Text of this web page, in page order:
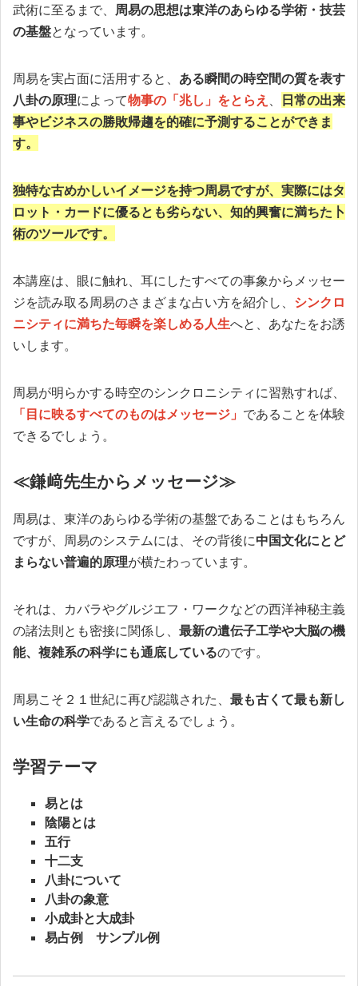
武術に至るまで、 周易の思想は東洋のあらゆる学術・技芸
の基盤となっています。
周易を実占面に活用すると、 ある瞬間の時空間の質を表す
八卦の原理によって物事の「兆し」をとらえ
日常の出来
事やビジネスの勝敗帰趨を的確に予測することができま
す。
独特な古めかしいイメージを持つ周易ですが、実際にはタ
ロット・カードに優るとも劣らない、知的興奮に満ちた卜
術のツールです。
本講座は、眼に触れ、耳にしたすべての事象からメッセー
ジを読み取る周易のさまざまな占い方を紹介し、 シンクロ
ニシティに満ちた毎瞬を楽しめる人生へと、あなたをお誘
いします。
周易が明らかする時空のシンクロニシティに習熟すれば、
「目に映るすべてのものはメッセージ」 であることを体験
できるでしょう。
≪鎌﨑先生からメッセージ≫
周易は、東洋のあらゆる学術の基盤であることはもちろん
ですが、周易のシステムには、その背後に中国文化にとど
まらない普遍的原理が横たわっています。
それは、カバラやグルジエフ・ワークなどの西洋神秘主義
の諸法則とも密接に関係し、 最新の遺伝子工学や大脳の機
能、複雑系の科学にも通底しているのです。
周易こそ２１世紀に再び認識された、 最も古くて最も新し
い生命の科学であると言えるでしょう。
学習テーマ
易とは
陰陽とは
五行
十二支
八卦について
八卦の象意
小成卦と大成卦
易占例 サンプル例